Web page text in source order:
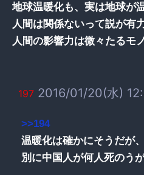
地球温暖化も、実は地球が
人間は関係ないって説が有
人間の影響力は微々たるモ
197 2016/01/20(水)
>>194
温暖化は確かにそうだが
別に中国人が何人死のう